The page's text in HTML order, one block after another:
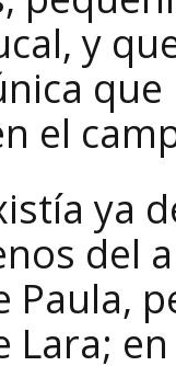
y
el
ya
del
Paula,
Lara;